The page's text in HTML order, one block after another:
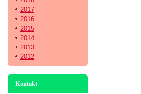
2017
2016
2015
2014
2013
2012
Kontakt